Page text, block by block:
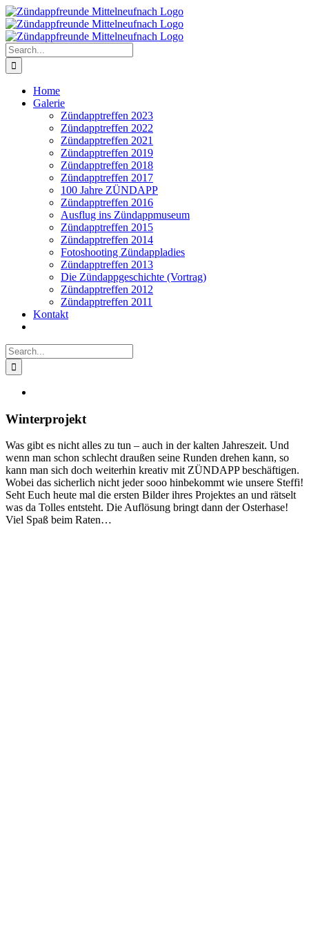
Skip
to
content
Search
for:
Home
Galerie
Zündapptreffen 2023
Zündapptreffen 2022
Zündapptreffen 2021
Zündapptreffen 2019
Zündapptreffen 2018
Zündapptreffen 2017
100 Jahre ZÜNDAPP
Zündapptreffen 2016
Ausflug ins Zündappmuseum
Zündapptreffen 2015
Zündapptreffen 2014
Fotoshooting Zündappladies
Zündapptreffen 2013
Die Zündappgeschichte (Vortrag)
Zündapptreffen 2012
Zündapptreffen 2011
Kontakt
Search
for:
Image
Winterprojekt
Was gibt es nicht alles zu tun – auch in der kalten Jahreszeit. Und
wenn man schon schlecht draußen seine Runden drehen kann, so
kann man sich doch weiterhin kreativ mit ZÜNDAPP beschäftigen.
Wobei das sicherlich nicht jeder sooo hinbekommt wie unsere Steffi!
Seht Euch heute mal die ersten Bilder ihres Projektes an und rätselt
was da Tolles entsteht. Die Auflösung bringt dann der Osterhase!
Viel Spaß beim Raten…